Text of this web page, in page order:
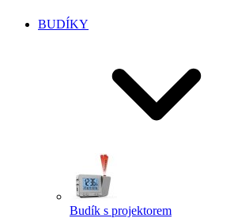
BUDÍKY
Budík s projektorem